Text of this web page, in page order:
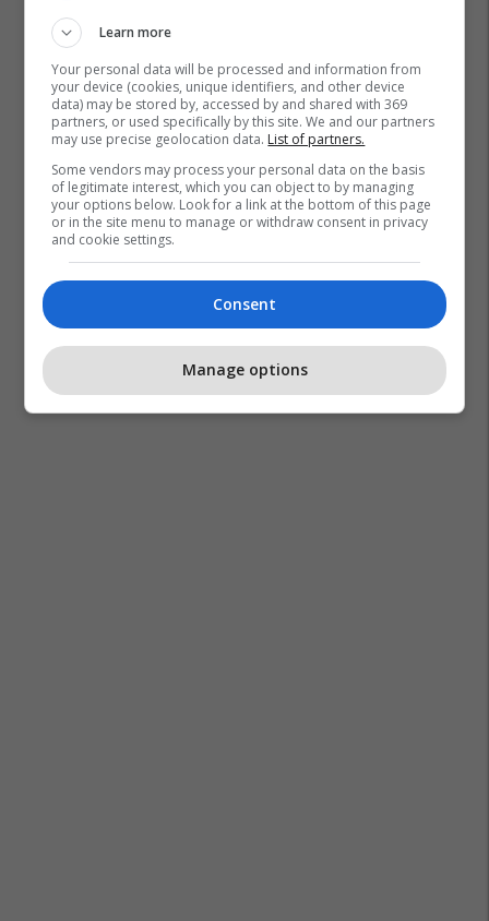
Learn more
Your personal data will be processed and information from
your device (cookies, unique identifiers, and other device
data) may be stored by, accessed by and shared with 369
partners, or used specifically by this site. We and our partners
may use precise geolocation data. List of partners.
Some vendors may process your personal data on the basis
of legitimate interest, which you can object to by managing
your options below. Look for a link at the bottom of this page
or in the site menu to manage or withdraw consent in privacy
and cookie settings.
Consent
Manage options